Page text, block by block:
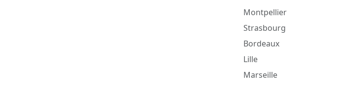
Montpellier
Strasbourg
Bordeaux
Lille
Marseille